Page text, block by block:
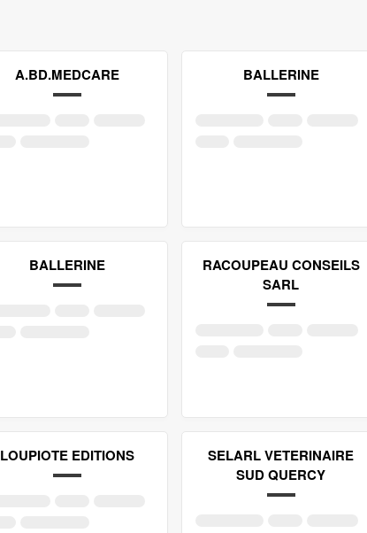
A.BD.MEDCARE BALLERINE
BALLERINE
RACOUPEAU CONSEILS
SARL
LOUPIOTE EDITIONS
SELARL VETERINAIRE
SUD QUERCY